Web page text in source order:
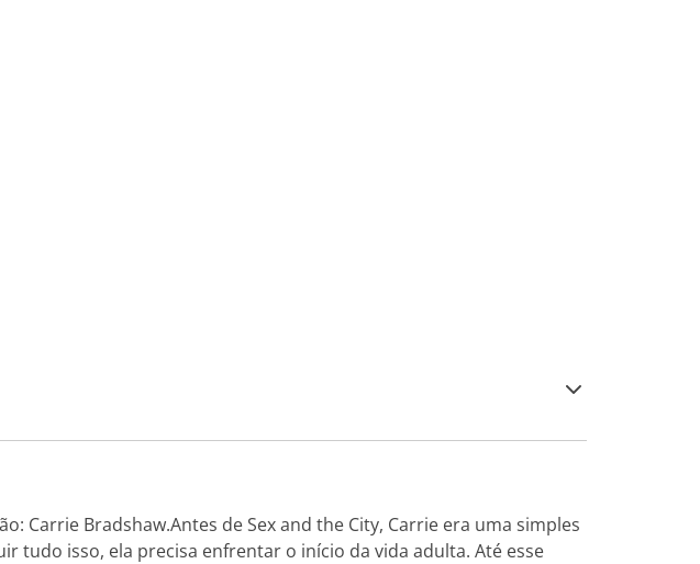
Carrie Bradshaw.Antes de Sex and the City, Carrie era uma simples
tudo isso, ela precisa enfrentar o início da vida adulta. Até esse